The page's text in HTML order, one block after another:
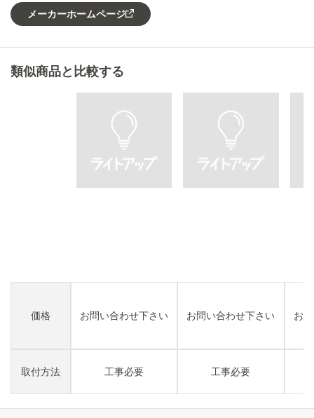
メーカーホームページ
類似商品と比較する
価格
取付方法
お問い合わせ下さい
工事必要
お問い合わせ下さい
工事必要
お